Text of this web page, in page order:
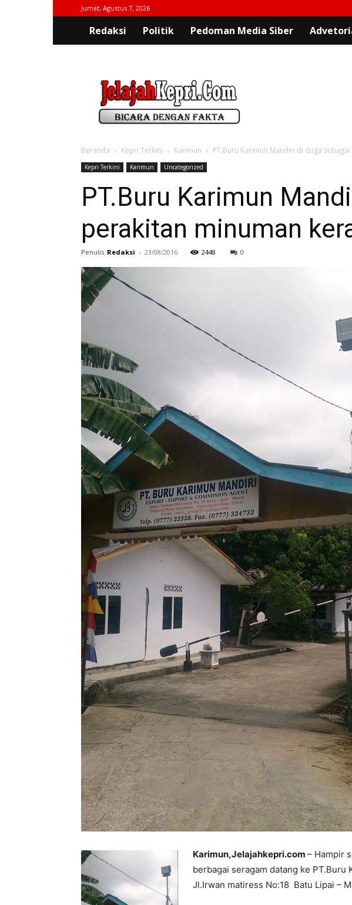
Jumat, Agustus 7, 2026
Redaksi Politik Pedoman Media Siber
Beranda Kepri Terkini Karimun PT.Buru Karimun Mandiri di duga
Kepri Terkini Karimun Uncategorized
PT.Buru Karimun
perakitan minuman
Penulis Redaksi - 23/08/2016 2448 0
Karimun,Jelajahkepri.com – Hampir
berbagai seragam datang ke PT.Buru
Jl.Irwan matiress No:18 Batu Lipai –